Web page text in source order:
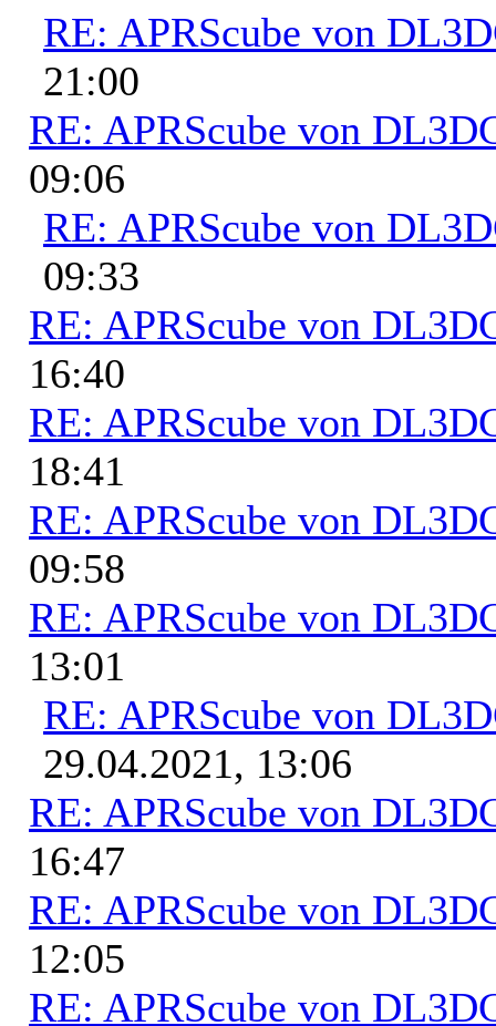
RE: APRScube von
21:00
RE: APRScube von
09:06
RE: APRScube von
09:33
RE: APRScube von
16:40
RE: APRScube von
18:41
RE: APRScube von
09:58
RE: APRScube von
13:01
RE: APRScube von
29.04.2021, 13:06
RE: APRScube von
16:47
RE: APRScube von
12:05
RE: APRScube von